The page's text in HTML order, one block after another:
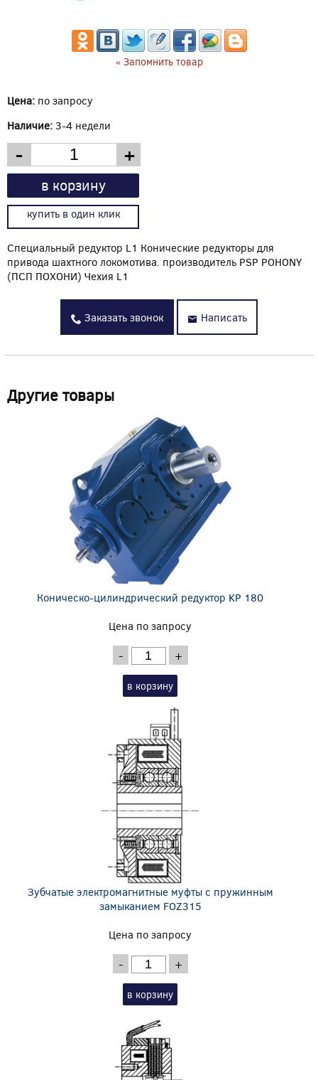
« Запомнить товар
Цена: по запросу
Наличие: 3-4 недели
- +
в корзину
купить в один клик
Специальный редуктор L1 Конические редукторы для
привода шахтного локомотива. производитель PSP POHONY
(ПСП ПОХОНИ) Чехия L1
Заказать звонок Написать
Другие товары
Коническо-цилиндрический редуктор KP 180
Цена по запросу
- +
в корзину
Зубчатые электромагнитные муфты с пружинным
замыканием FOZ315
Цена по запросу
- +
в корзину